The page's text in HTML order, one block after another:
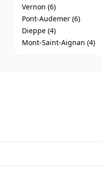
Vernon (6)
Pont-Audemer (6)
Dieppe (4)
Mont-Saint-Aignan (4)